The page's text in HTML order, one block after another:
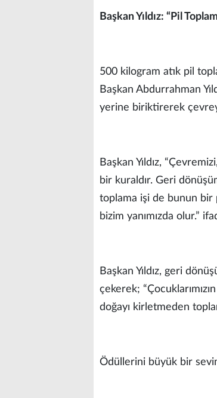
Başkan Yıldız: “Pil
500 kilogram atık pil
Başkan Abdurrahman
yerine biriktirerek
Başkan Yıldız,
bir kuraldır. Geri
toplama işi de bunun bir
bizim yanımızda olur.”
Başkan Yıldız, geri
çekerek;
doğayı kirletmeden
Ödüllerini büyük bir